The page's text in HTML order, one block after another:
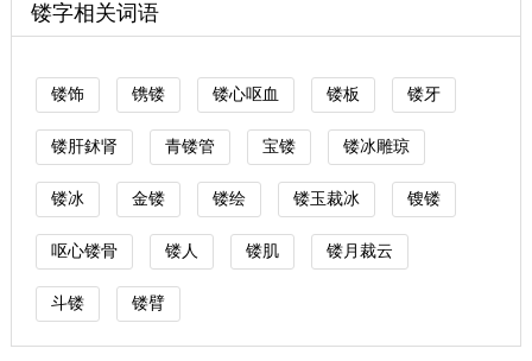
镂字相关词语
镂饰 镌镂 镂心呕血 镂板 镂牙
镂肝鉥肾 青镂管 宝镂 镂冰雕琼
镂冰 金镂 镂绘 镂玉裁冰 锼镂
呕心镂骨 镂人 镂肌 镂月裁云
斗镂 镂臂